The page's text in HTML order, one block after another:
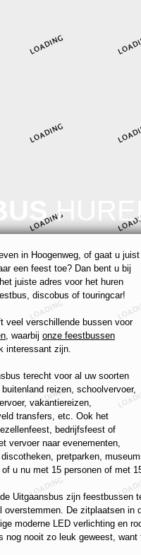
in Hoogenweg, of gaat u juist
een feest toe? Dan bent u bij
juiste adres voor het huren
discobus of touringcar!
veel verschillende bussen voor
, waarbij onze feestbussen
interessant zijn.
terecht voor al uw soorten
reizen, schoolvervoer,
vakantiereizen,
transfers, etc. Ook het
bedrijfsfeest of
vervoer naar evenementen,
pretparken,
u nu met 15 personen of met
Uitgaansbus zijn feestbussen
overstemmen. De zitplaatsen
moderne LED verlichting en
nog nooit zo leuk geweest,